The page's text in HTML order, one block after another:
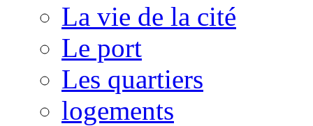
La vie de la cité
Le port
Les quartiers
logements